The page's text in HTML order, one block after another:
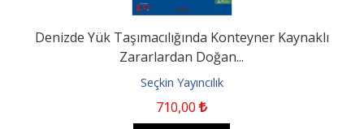
Denizde Yük Taşımacılığında Konteyner Kaynaklı
Zararlardan Doğan...
Seçkin Yayıncılık
710,00